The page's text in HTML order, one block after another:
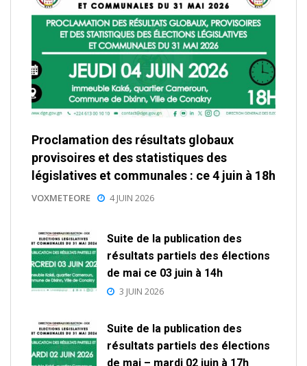
Proclamation des résultats globaux
provisoires et des statistiques des
législatives et communales : ce 4 juin à 18h
VOXMETEORE 4 JUIN 2026
Suite de la publication des
résultats partiels des élections
de mai ce 03 juin à 14h
3 JUIN 2026
Suite de la publication des
résultats partiels des élections
de mai – mardi 02 juin à 17h